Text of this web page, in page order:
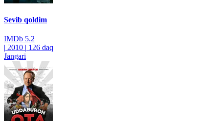
Sevib qoldim
IMDb 5.2
| 2010 | 126 daq
Jangari